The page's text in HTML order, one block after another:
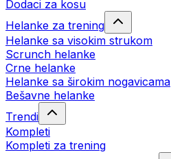
Dodaci za kosu
Helanke za trening
Helanke sa visokim strukom
Scrunch helanke
Crne helanke
Helanke sa širokim nogavicama
Bešavne helanke
Trendi
Kompleti
Kompleti za trening